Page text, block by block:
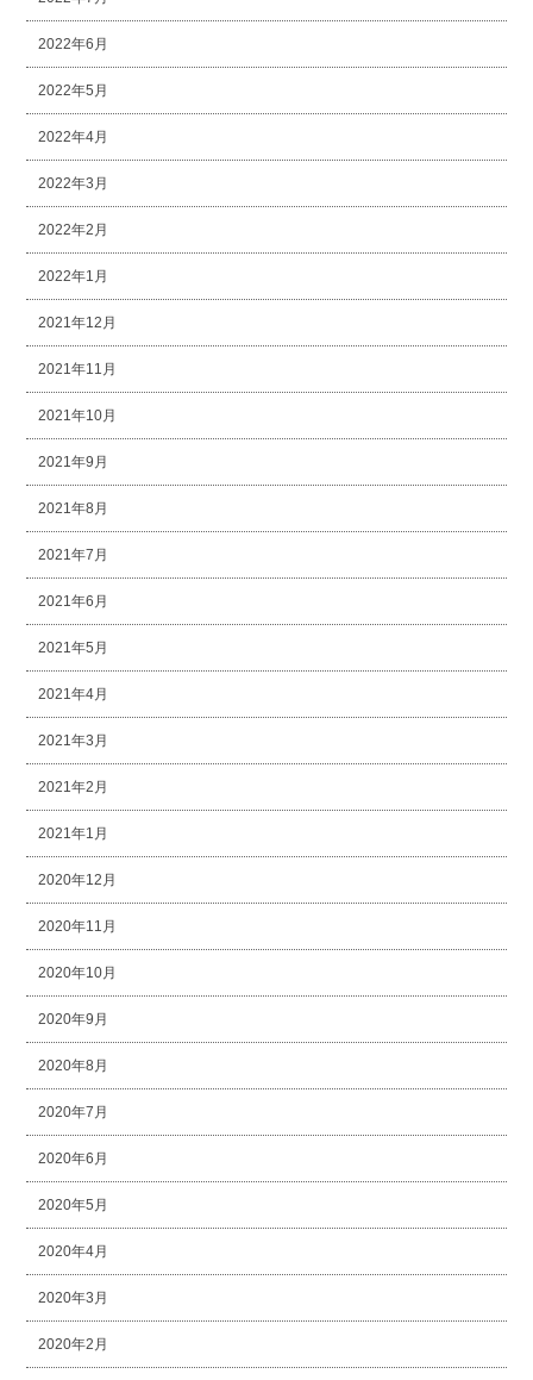
2022年6月
2022年5月
2022年4月
2022年3月
2022年2月
2022年1月
2021年12月
2021年11月
2021年10月
2021年9月
2021年8月
2021年7月
2021年6月
2021年5月
2021年4月
2021年3月
2021年2月
2021年1月
2020年12月
2020年11月
2020年10月
2020年9月
2020年8月
2020年7月
2020年6月
2020年5月
2020年4月
2020年3月
2020年2月